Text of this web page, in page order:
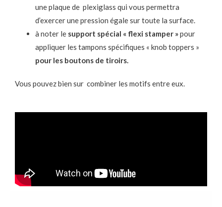
une plaque de plexiglass qui vous permettra
d’exercer une pression égale sur toute la surface.
à noter le support spécial « flexi stamper »pour
appliquer les tampons spécifiques « knob toppers »
pour les boutons de tiroirs.
Vous pouvez bien sur combiner les motifs entre eux.